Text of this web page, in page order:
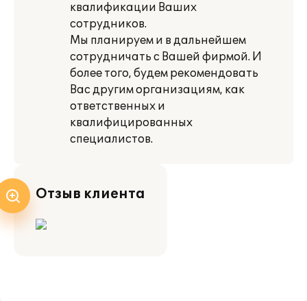
квалификации Ваших
сотрудников.
Мы планируем и в дальнейшем
сотрудничать с Вашей фирмой. И
более того, будем рекомендовать
Вас другим организациям, как
ответственных и
квалифицированных
специалистов.
Отзыв клиента